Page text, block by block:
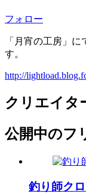
フォロー
「月宵の工房」
す。
http://
クリエイタ
公開中のフ
釣り師ク